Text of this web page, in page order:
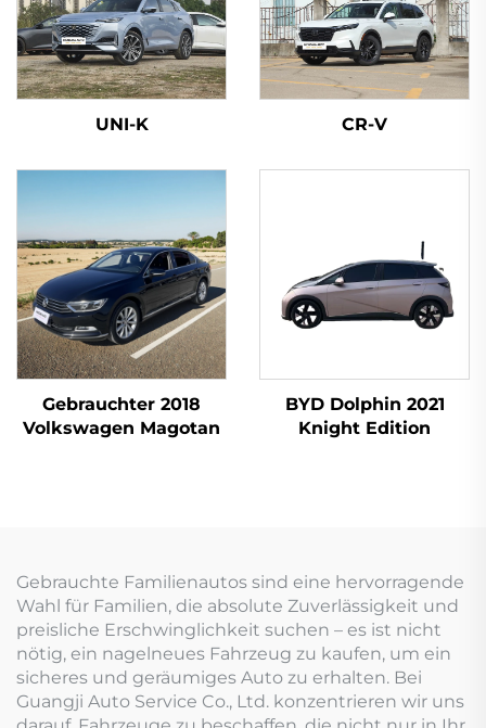
UNI-K CR-V
Gebrauchter 2018
Volkswagen Magotan
BYD Dolphin 2021
Knight Edition
Gebrauchte Familienautos sind eine hervorragende
Wahl für Familien, die absolute Zuverlässigkeit und
preisliche Erschwinglichkeit suchen – es ist nicht
nötig, ein nagelneues Fahrzeug zu kaufen, um ein
sicheres und geräumiges Auto zu erhalten. Bei
Guangji Auto Service Co., Ltd. konzentrieren wir uns